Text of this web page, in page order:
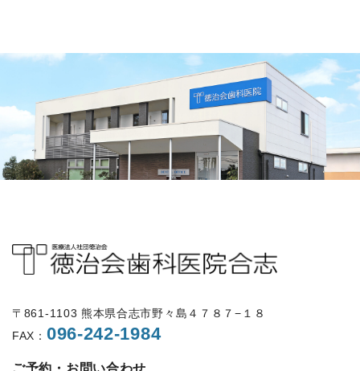
〒861-1103 熊本県合志市野々島４７８７−１８
FAX： 096-242-1984